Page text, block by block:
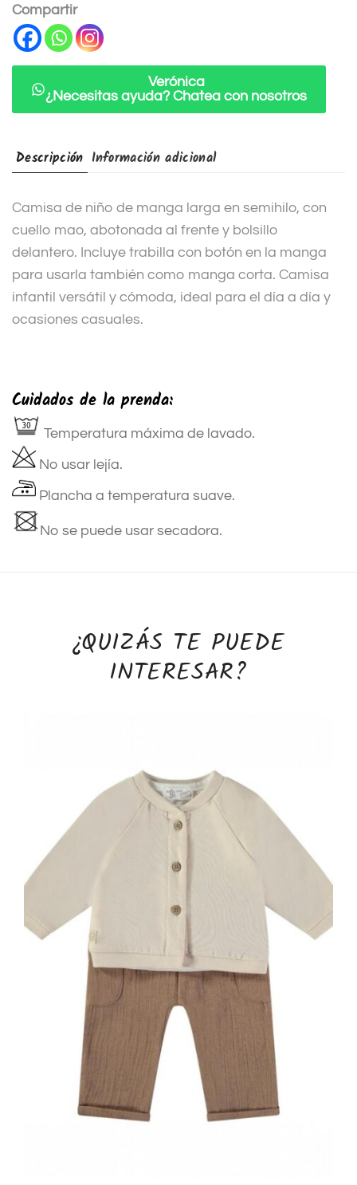
n
a
Compartir
Verónica
¿Necesitas ayuda? Chatea con nosotros
Descripción Información adicional
Camisa de niño de manga larga en semihilo, con
cuello mao, abotonada al frente y bolsillo
delantero. Incluye trabilla con botón en la manga
para usarla también como manga corta. Camisa
infantil versátil y cómoda, ideal para el día a día y
ocasiones casuales.
Cuidados de la prenda:
Temperatura máxima de lavado.
No usar lejía.
Plancha a temperatura suave.
No se puede usar secadora.
¿QUIZÁS TE PUEDE
INTERESAR?